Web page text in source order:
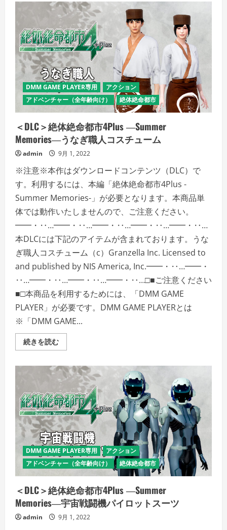
体
絶
命
都
市
4Plus
―Summer
Memories―
肩
に
か
け
た
ジ
ャ
ケ
ト
と
ハ
ン
チ
グ
帽
の
詳
細
ご
覧
く
さ
DMM GAME PLAYER専用
アクション
アドベンチャー（全年齢向け）
絶体絶命都市
＜DLC＞絶体絶命都市4Plus ―Summer
Memories―うなぎ職人コスチューム
admin 9月 1, 2022
※注意※本作はダウンロードコンテンツ（DLC）で
す。利用するには、本編「絶体絶命都市4Plus -
Summer Memories-」が必要となります。本商品単
体では動作いたしませんので、ご注意ください。
━━・‥…━━・‥…━━・‥…━━・‥…━━・‥…
本DLCには下記のアイテムが含まれております。うな
ぎ職人コスチューム（c）Granzella Inc. Licensed to
and published by NIS America, Inc.━━・‥…━━・
‥…━━・‥…━━・‥…━━・‥…□■ご注意ください
■□本商品を利用するためには、「DMM GAME
PLAYER」が必要です。DMM GAME PLAYERとは
※「DMM GAME...
続きを読む＜
DLC
体
絶
命
都
市
4Plus
―Summer
Memories―
う
な
ぎ
職
人
コ
ス
チ
ー
ム
の
詳
細
DMM GAME PLAYER専用
アクション
アドベンチャー（全年齢向け）
絶体絶命都市
＜DLC＞絶体絶命都市4Plus ―Summer
Memories―宇宙戦闘機パイロットスーツ
admin 9月 1, 2022